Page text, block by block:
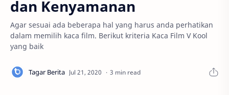
dan Kenyamanan
Agar sesuai ada beberapa hal yang harus anda perhatikan
dalam memilih kaca film. Berikut kriteria Kaca Film V Kool
yang baik
3 min read